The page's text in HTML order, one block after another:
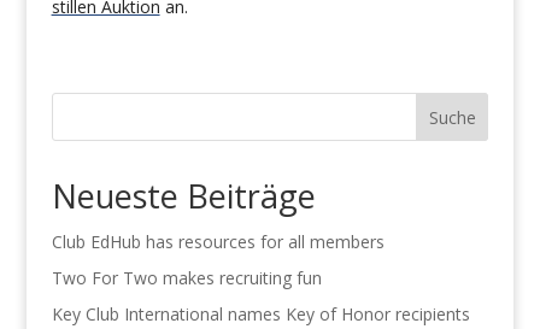
stillen Auktion an.
Suche
Neueste Beiträge
Club EdHub has resources for all members
Two For Two makes recruiting fun
Key Club International names Key of Honor recipients